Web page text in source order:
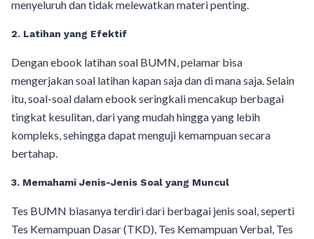
menyeluruh dan tidak melewatkan materi penting.
2. Latihan yang Efektif
Dengan ebook latihan soal BUMN, pelamar bisa
mengerjakan soal latihan kapan saja dan di mana saja. Selain
itu, soal-soal dalam ebook seringkali mencakup berbagai
tingkat kesulitan, dari yang mudah hingga yang lebih
kompleks, sehingga dapat menguji kemampuan secara
bertahap.
3. Memahami Jenis-Jenis Soal yang Muncul
Tes BUMN biasanya terdiri dari berbagai jenis soal, seperti
Tes Kemampuan Dasar (TKD), Tes Kemampuan Verbal, Tes